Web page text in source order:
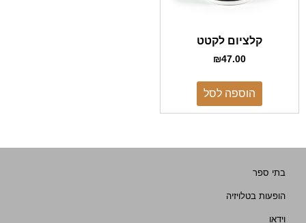
קלציום לקטט
₪47.00
הוספה לסל
בתי ספר
הופעות בטלויזיה
וידאו